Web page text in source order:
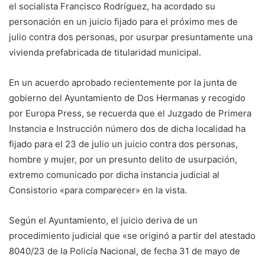
el socialista Francisco Rodríguez, ha acordado su
personación en un juicio fijado para el próximo mes de
julio contra dos personas, por usurpar presuntamente una
vivienda prefabricada de titularidad municipal.
En un acuerdo aprobado recientemente por la junta de
gobierno del Ayuntamiento de Dos Hermanas y recogido
por Europa Press, se recuerda que el Juzgado de Primera
Instancia e Instrucción número dos de dicha localidad ha
fijado para el 23 de julio un juicio contra dos personas,
hombre y mujer, por un presunto delito de usurpación,
extremo comunicado por dicha instancia judicial al
Consistorio «para comparecer» en la vista.
Según el Ayuntamiento, el juicio deriva de un
procedimiento judicial que «se originó a partir del atestado
8040/23 de la Policía Nacional, de fecha 31 de mayo de